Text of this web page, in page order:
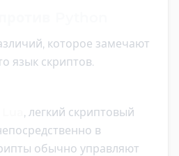
которое замечают
язык скриптов.
, легкий скриптовый
в
обычно управляют